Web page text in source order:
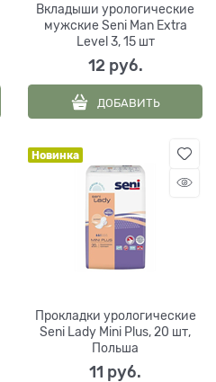
Вкладыши урологические
мужские Seni Man Extra
Level 3, 15 шт
12 руб.
ДОБАВИТЬ
Новинка
Прокладки урологические
Seni Lady Mini Plus, 20 шт,
Польша
11 руб.